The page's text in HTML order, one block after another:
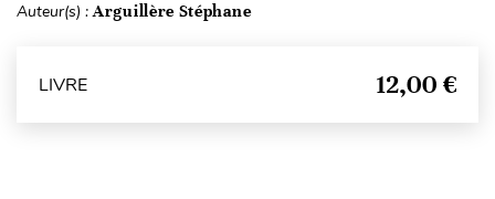
Auteur(s) :Arguillère Stéphane
LIVRE 12,00 €